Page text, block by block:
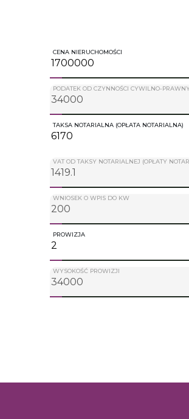
CENA NIERUCHOMOŚCI
PODATEK OD CZYNNOŚCI CYWILNO-
TAKSA NOTARIALNA (OPŁATA NOTARIALNA)
VAT OD TAKSY NOTARIALNEJ (OPŁATY
WNIOSEK O WPIS DO KW
PROWIZJA
WYSOKOŚĆ PROWIZJI